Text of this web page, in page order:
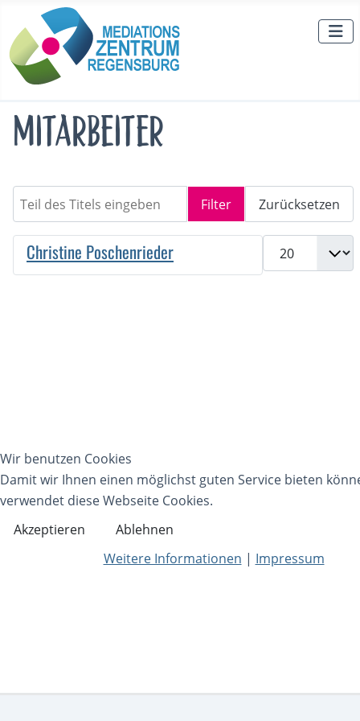
Mitarbeiter
Teil des Titels eingeben Filter Zurücksetzen
Anzeige #
Christine Poschenrieder
Wir benutzen Cookies
Damit wir Ihnen einen möglichst guten Service bieten
verwendet diese Webseite Cookies.
Akzeptieren
Ablehnen
Weitere Informationen | Impressum